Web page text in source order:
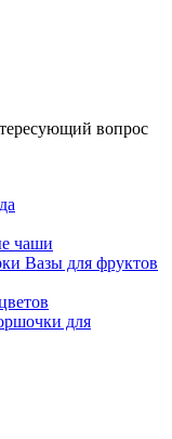
вопрос
чаши
Вазы для фруктов
для